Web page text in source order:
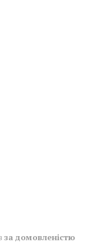
за домовленістю